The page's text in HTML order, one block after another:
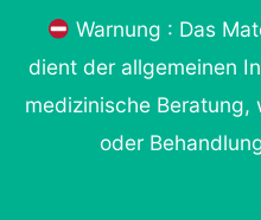
Warnung : Das
dient der allgemeinen
medizinische Beratung,
oder